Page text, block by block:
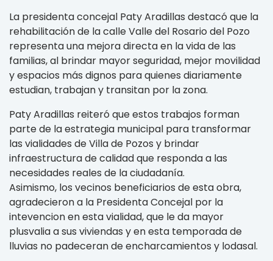
La presidenta concejal Paty Aradillas destacó que la
rehabilitación de la calle Valle del Rosario del Pozo
representa una mejora directa en la vida de las
familias, al brindar mayor seguridad, mejor movilidad
y espacios más dignos para quienes diariamente
estudian, trabajan y transitan por la zona.
Paty Aradillas reiteró que estos trabajos forman
parte de la estrategia municipal para transformar
las vialidades de Villa de Pozos y brindar
infraestructura de calidad que responda a las
necesidades reales de la ciudadanía.
Asimismo, los vecinos beneficiarios de esta obra,
agradecieron a la Presidenta Concejal por la
intevencion en esta vialidad, que le da mayor
plusvalia a sus viviendas y en esta temporada de
lluvias no padeceran de encharcamientos y lodasal.